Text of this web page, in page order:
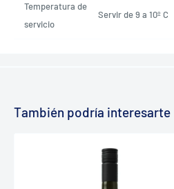
Temperatura de
servicio
Servir de 9 a 10º C
También podría interesarte